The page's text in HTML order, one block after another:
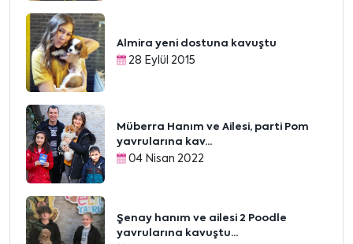
Almira yeni dostuna kavuştu
28 Eylül 2015
Müberra Hanım ve Ailesi, parti Pom
yavrularına kav...
04 Nisan 2022
Şenay hanım ve ailesi 2 Poodle
yavrularına kavuştu...